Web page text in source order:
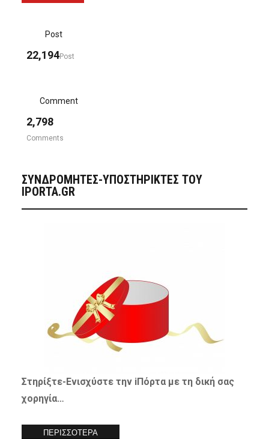
Post
22,194Post
Comment
2,798
Comments
ΣΥΝΔΡΟΜΗΤΈΣ-ΥΠΟΣΤΗΡΙΚΤΈΣ ΤΟΥ
IPORTA.GR
Στηρίξτε- Ενισχύστετην iΠόρτα με τη δική σας
χορηγία…
ΠΕΡΙΣΣΟΤΕΡΑ